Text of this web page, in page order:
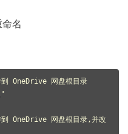
名
OneDrive 网盘根目录
OneDrive 网盘根目录,并改